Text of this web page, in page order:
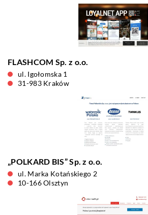
FLASHCOM Sp. z o.o.
ul. Igołomska 1
31-983 Kraków
„POLKARD BIS” Sp. z o.o.
ul. Marka Kotańskiego 2
10-166 Olsztyn